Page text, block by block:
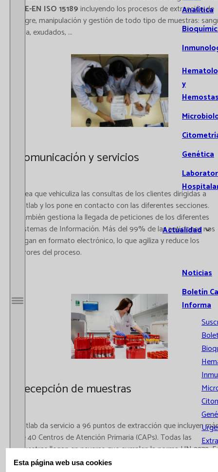
Abrir / Cerrar menú
Analítica
y
Genética
Actualidad
Noticias
Boletín
Informa
Extra
UNE-EN ISO 15189incluyendo los procesos de extracción de
sangre, manipulación y gestión de todo tipo de muestras:
orina, exudados, ...
Comunicación y servicios
Área que vehiculiza las consultas de los clientes dirigidas a
Catlab y los pone en contacto con las diferentes secciones.
También gestiona la llegada de peticiones de los diferentes
Sistemas de Información. Más del 99% de las peticiones nos
llegan en formato electrónico, lo que agiliza y reduce los
errores del proceso.
Recepción de muestras
Catlab da servicio a 96 puntos de extracción que incluyen
de 40 Centros de Atención Primaria (CAPs). Todas las
muestras llegan en neveras que cumplen la norma UN 3373.
cada ruta de mensajería se realiza un control de tiempo de
Esta página web usa cookies